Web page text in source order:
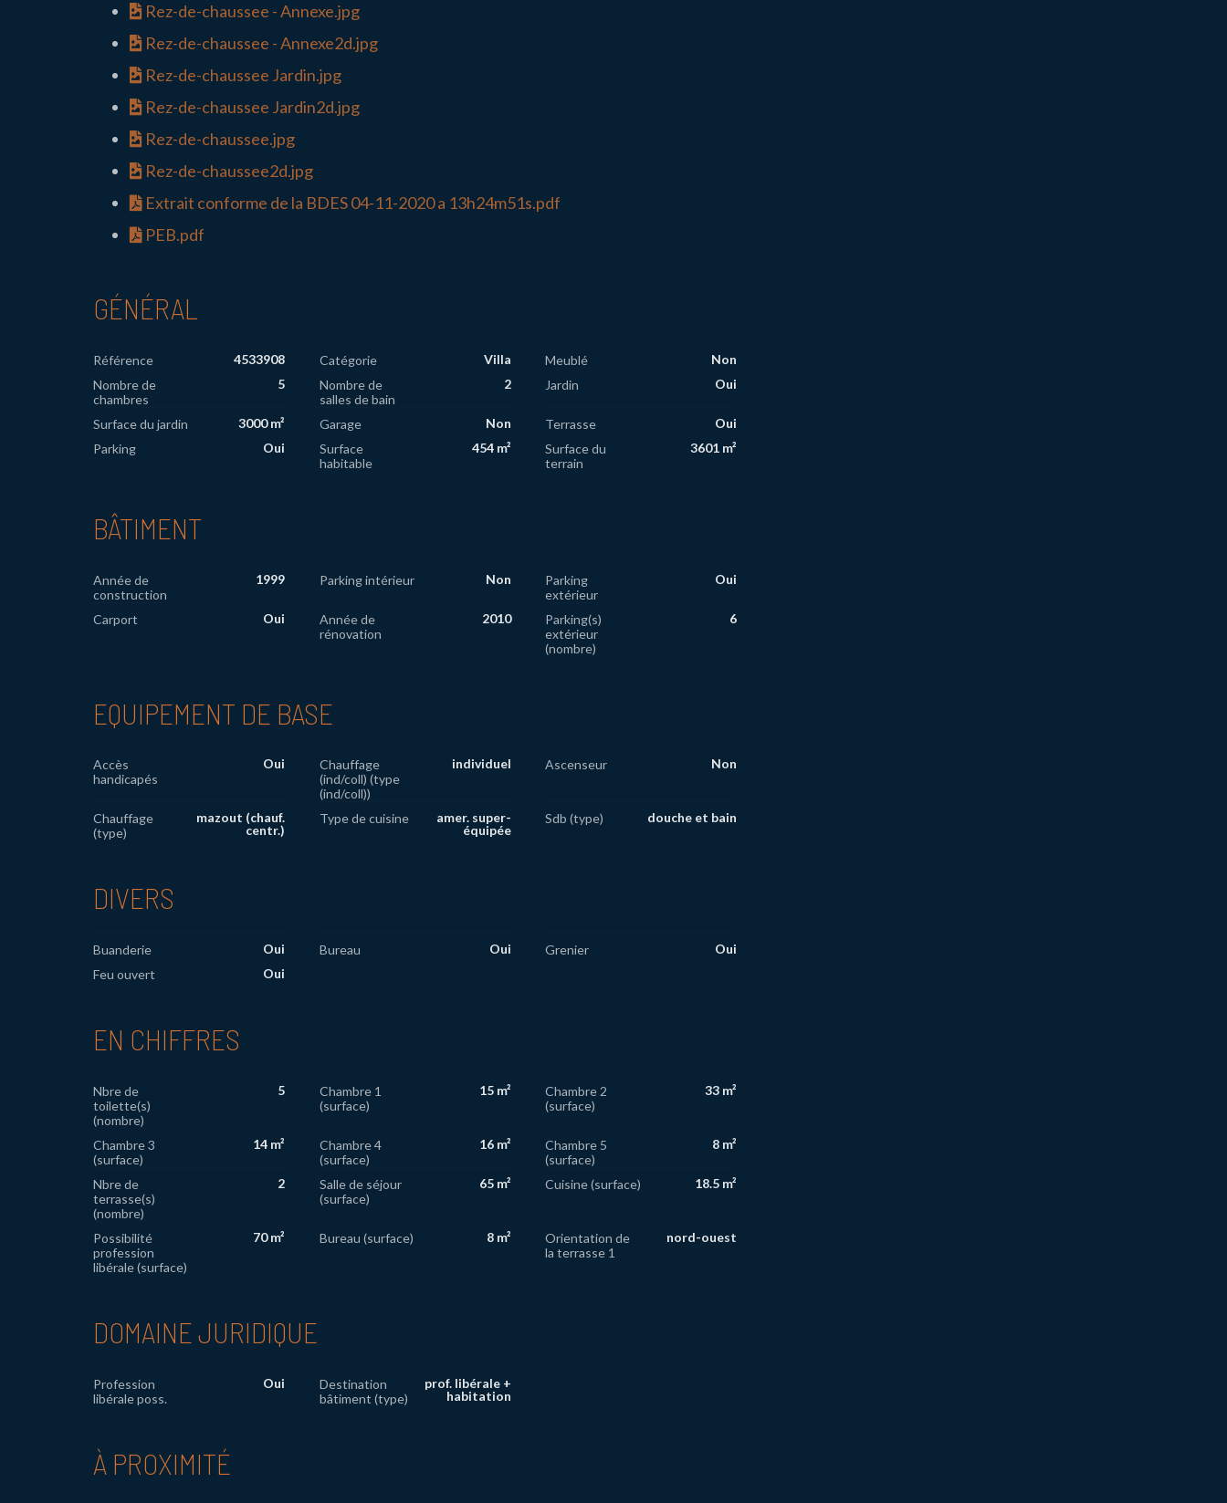
Rez-de-chaussee - Annexe.jpg
Rez-de-chaussee - Annexe2d.jpg
Rez-de-chaussee Jardin.jpg
Rez-de-chaussee Jardin2d.jpg
Rez-de-chaussee.jpg
Rez-de-chaussee2d.jpg
Extrait conforme de la BDES 04-11-2020 a 13h24m51s.pdf
PEB.pdf
GÉNÉRAL
Référence 4533908 Catégorie Villa Meublé
Non
Nombre de
chambres
5
Nombre de
salles de bain
2 Jardin Oui
Surface du jardin 3000 m² Garage Non Terrasse
Oui
Parking
Oui
Surface
habitable
454 m²
Surface du
terrain
3601 m²
BÂTIMENT
Année de
construction
1999 Parking intérieur Non
Parking
extérieur
Oui
Carport Oui
Année de
rénovation
2010
Parking(s)
extérieur
(nombre)
6
EQUIPEMENT DE BASE
Accès
handicapés
Oui
Chauffage
(ind/coll) (type
(ind/coll))
individuel Ascenseur Non
Chauffage
(type)
mazout (chauf.
centr.)
Type de cuisine
amer. super-
équipée
Sdb (type) douche et bain
DIVERS
Buanderie Oui Bureau Oui Grenier
Oui
Feu ouvert
Oui
EN CHIFFRES
Nbre de
toilette(s)
(nombre)
5
Chambre 1
(surface)
15 m²
Chambre 2
(surface)
33 m²
Chambre 3
(surface)
14 m²
Chambre 4
(surface)
16 m²
Chambre 5
(surface)
8 m²
Nbre de
terrasse(s)
(nombre)
2
Salle de séjour
(surface)
65 m² Cuisine (surface) 18.5 m²
Possibilité
profession
libérale (surface)
70 m² Bureau (surface) 8 m²
Orientation de
la terrasse 1
nord-ouest
DOMAINE JURIDIQUE
Profession
libérale poss.
Oui
Destination
bâtiment (type)
prof. libérale +
habitation
À PROXIMITÉ